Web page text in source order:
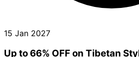
15 Jan 2027
Up to 66% OFF on Tibetan